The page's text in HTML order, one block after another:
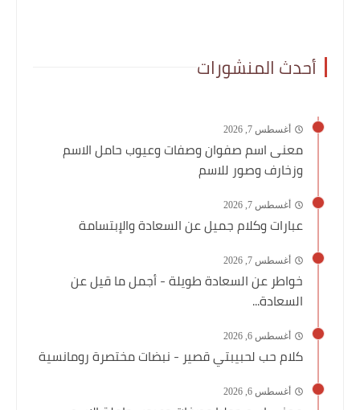
أحدث المنشورات
أغسطس 7, 2026
معنى اسم صفوان وصفات وعيوب حامل الاسم
وزخارف وصور للاسم
أغسطس 7, 2026
عبارات وكلام جميل عن السعادة والإبتسامة
أغسطس 7, 2026
خواطر عن السعادة طويلة - أجمل ما قيل عن
السعادة...
أغسطس 6, 2026
كلام حب لحبيبتي قصير - نبضات مختصرة رومانسية
أغسطس 6, 2026